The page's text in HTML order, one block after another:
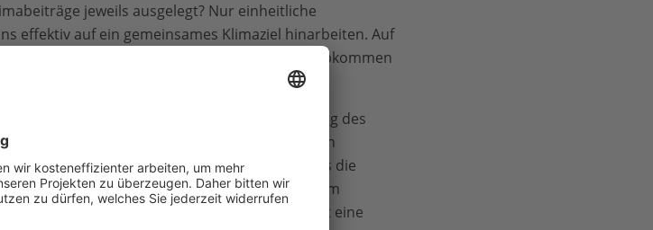
jeweils ausgelegt? Nur einheitliche
effektiv auf ein gemeinsames Klimaziel hinarbeiten. Auf
endlich einigen, damit das Pariser Klimaabkommen
„Beim Petersberger Klimadialog Anfang des
zu einem fairen Beitrag zur internationalen
es nun für die Zwischenverhandlungen, dass die
sind, die Länder des globalen Südens beim
unterstützen“, sagt Raddatz. Der WWF fordert eine